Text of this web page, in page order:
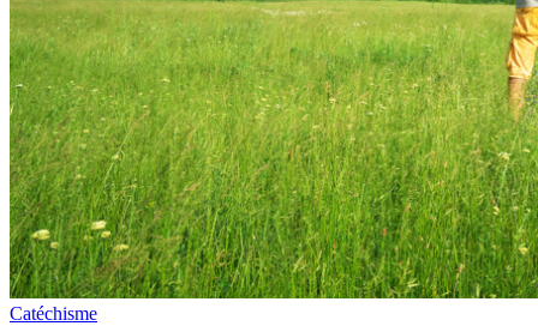
Catéchisme